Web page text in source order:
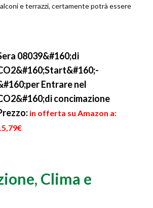
e terrazzi, certamente potrà essere
08039&#160;di
Entrare nel
concimazione
in offerta su Amazon a:
Clima e